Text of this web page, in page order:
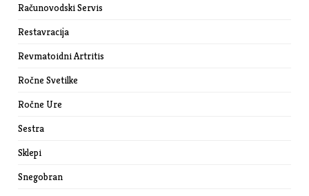
Računovodski Servis
Restavracija
Revmatoidni Artritis
Ročne Svetilke
Ročne Ure
Sestra
Sklepi
Snegobran